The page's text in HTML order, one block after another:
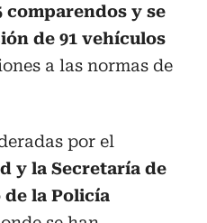
comparendos y se
de 91 vehículos
a las normas de
por el
y la Secretaría de
la Policía